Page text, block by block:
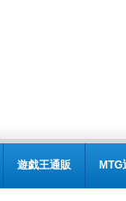
遊戯王通販 MTG